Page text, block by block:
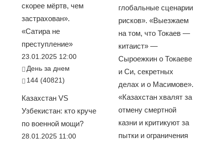
скорее мёртв, чем
застрахован».
«Сатира не
преступление»
23.01.2025 12:00
День за днем
144 (40821)
Казахстан VS
Узбекистан: кто круче
по военной мощи?
28.01.2025 11:00
глобальные сценарии
рисков». «Выезжаем
на том, что Токаев —
китаист» —
Сыроежкин о Токаеве
и Си, секретных
делах и о Масимове».
«Казахстан хвалят за
отмену смертной
казни и критикуют за
пытки и ограничения